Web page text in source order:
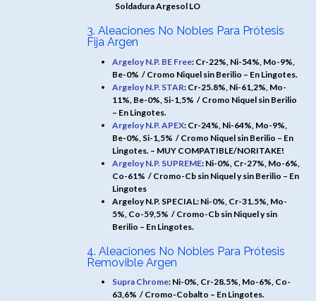
Soldadura Argesol LO
3. Aleaciones No Nobles Para Prótesis
Fija Argen
Argeloy N.P. BE Free: Cr-22%, Ni-54%, Mo-9%,
Be-0% /Cromo Niquel sin Berilio – En Lingotes.
Argeloy N.P. STAR: Cr-25.8%, Ni-61,2%, Mo-
11%, Be-0%, Si-1,5% / Cromo Niquel sin Berilio
– En Lingotes.
Argeloy N.P. APEX: Cr-24%, Ni-64%, Mo-9%,
Be-0%, Si-1,5% / Cromo Niquel sin Berilio – En
Lingotes. – MUY COMPATIBLE/NORITAKE!
Argeloy N.P. SUPREME: Ni-0%, Cr-27%, Mo-6%,
Co-61% / Cromo-Cb sin Niquel y sin Berilio – En
Lingotes
Argeloy N.P. SPECIAL: Ni-0%, Cr-31.5%, Mo-
5%, Co-59,5% /Cromo-Cb sin Niquel y sin
Berilio – En Lingotes.
4. Aleaciones No Nobles Para Prótesis
Removible Argen
Supra Chrome: Ni-0%, Cr-28.5%, Mo-6%, Co-
63,6% /Cromo-Cobalto – En Lingotes.